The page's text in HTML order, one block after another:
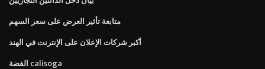
متابعة تأثير العرض على سعر السهم
أكبر شركات الإعلان على الإنترنت في الهند
الفضة calisoga